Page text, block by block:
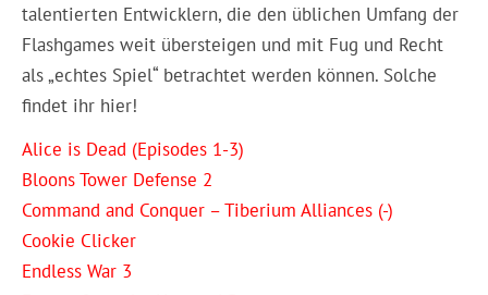
talentierten Entwicklern, die den üblichen Umfang der
Flashgames weit übersteigen und mit Fug und Recht
als „echtes Spiel“ betrachtet werden können. Solche
findet ihr hier!
Alice is Dead (Episodes 1-3)
Bloons Tower Defense 2
Command and Conquer – Tiberium Alliances (-)
Cookie Clicker
Endless War 3